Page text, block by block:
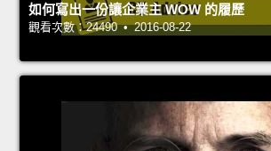
如何寫出一份讓企業主 WOW 的履歷
觀看次數：24490 • 2016-08-22